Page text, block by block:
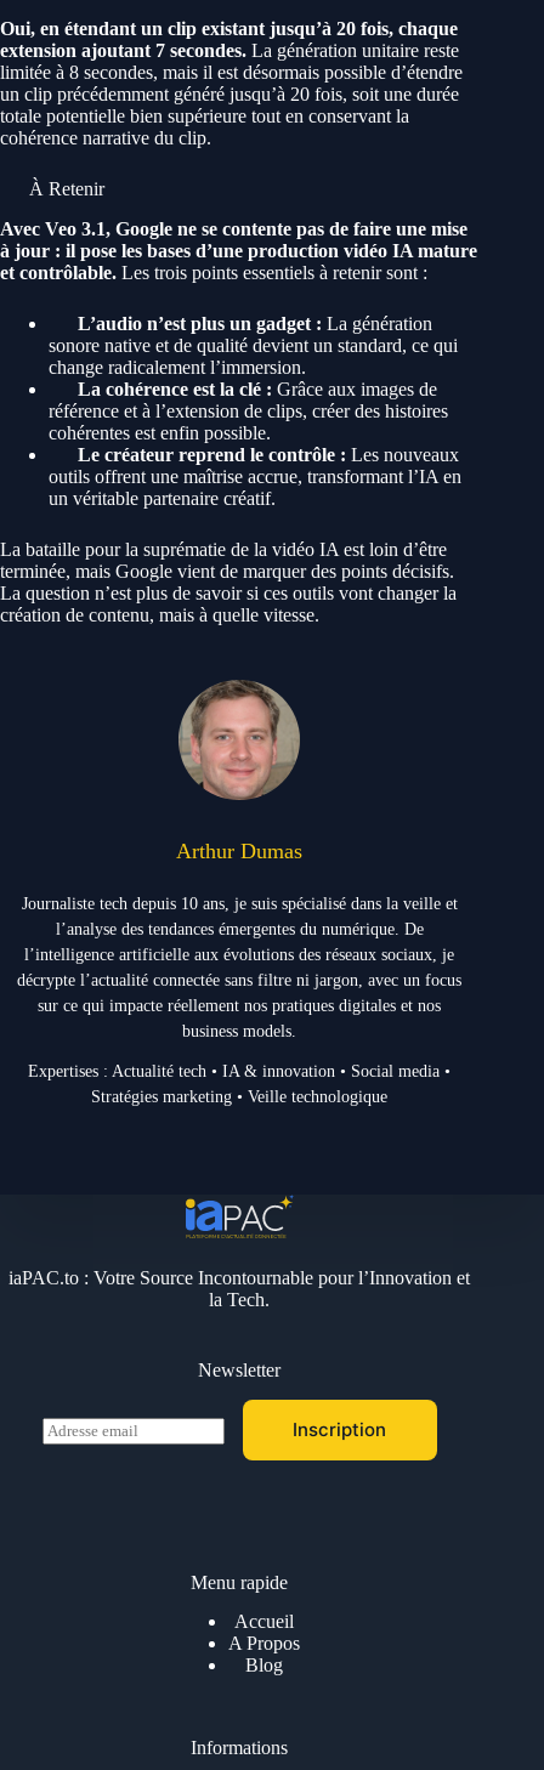
Oui, en étendant un clip existant jusqu’à 20 fois, chaque
extension ajoutant 7 secondes. La génération unitaire reste
limitée à 8 secondes, mais il est désormais possible d’étendre
un clip précédemment généré jusqu’à 20 fois, soit une durée
totale potentielle bien supérieure tout en conservant la
cohérence narrative du clip.
À Retenir
Avec Veo 3.1, Google ne se contente pas de faire une mise
à jour : il pose les bases d’une production vidéo IA mature
et contrôlable. Les trois points essentiels à retenir sont :
L’audio n’est plus un gadget : La génération
sonore native et de qualité devient un standard, ce qui
change radicalement l’immersion.
La cohérence est la clé : Grâce aux images de
référence et à l’extension de clips, créer des histoires
cohérentes est enfin possible.
Le créateur reprend le contrôle : Les nouveaux
outils offrent une maîtrise accrue, transformant l’IA en
un véritable partenaire créatif.
La bataille pour la suprématie de la vidéo IA est loin d’être
terminée, mais Google vient de marquer des points décisifs.
La question n’est plus de savoir si ces outils vont changer la
création de contenu, mais à quelle vitesse.
Arthur Dumas
Journaliste tech depuis 10 ans, je suis spécialisé dans la veille et
l’analyse des tendances émergentes du numérique. De
l’intelligence artificielle aux évolutions des réseaux sociaux, je
décrypte l’actualité connectée sans filtre ni jargon, avec un focus
sur ce qui impacte réellement nos pratiques digitales et nos
business models.
Expertises : Actualité tech • IA & innovation • Social media •
Stratégies marketing • Veille technologique
iaPAC.to : Votre Source Incontournable pour l’Innovation et
la Tech.
Newsletter
E
m
Inscription
Menu rapide
Accueil
A Propos
Blog
Informations